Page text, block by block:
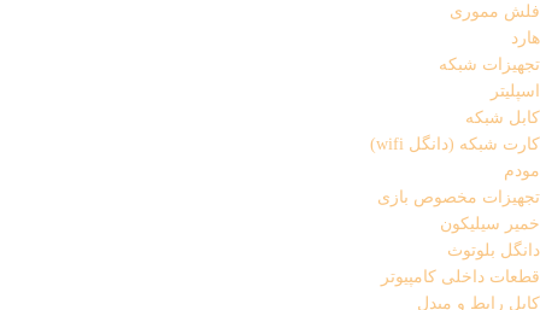
فلش مموری
هارد
تجهیزات شبکه
اسپلیتر
کابل شبکه
کارت شبکه (دانگل wifi)
مودم
تجهیزات مخصوص بازی
خمیر سیلیکون
دانگل بلوتوث
قطعات داخلی کامپیوتر
کابل رابط و مبدل